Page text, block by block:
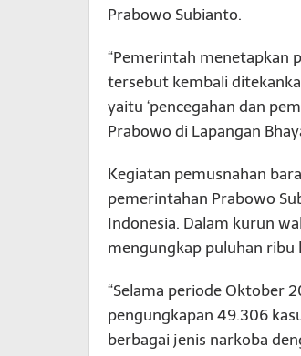
Prabowo Subianto.
“Pemerintah menetapkan
tersebut kembali
yaitu ‘pencegahan dan
Prabowo di Lapangan
Kegiatan pemusnahan
pemerintahan Prabowo
Indonesia. Dalam kurun
mengungkap puluhan ribu
“Selama periode Oktober
pengungkapan 49.306
berbagai jenis narkoba